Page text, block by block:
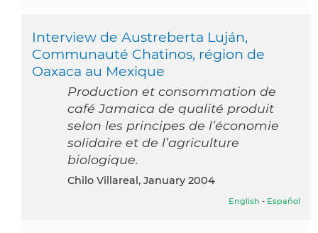
Interview de Austreberta Luján,
Communauté Chatinos, région de
Oaxaca au Mexique
Production et consommation de
café Jamaica de qualité produit
selon les principes de l’économie
solidaire et de l’agriculture
biologique.
Chilo Villareal, January 2004
English - Español